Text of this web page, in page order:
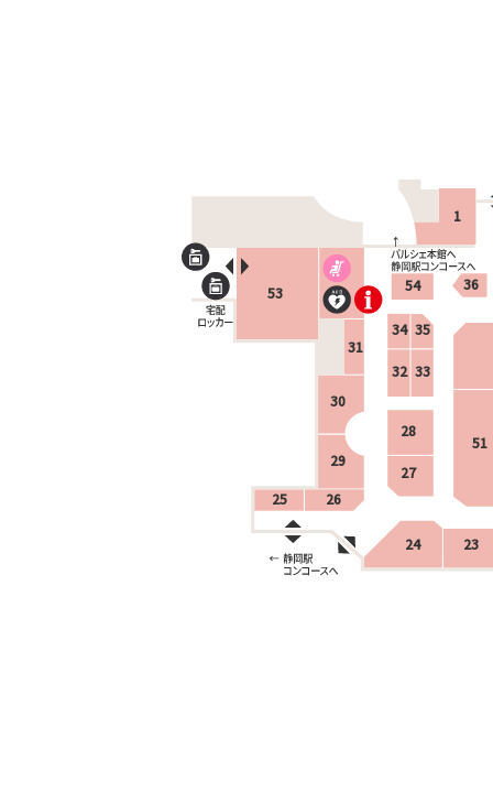
1
23
24
25 26
27
28
29
30
31
32 33
34 35
36
51
53 54